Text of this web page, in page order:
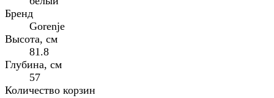
Бренд
Gorenje
Высота, см
81.8
Глубина, см
57
Количество корзин